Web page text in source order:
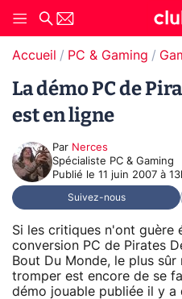
Accueil PC & Gaming
La démo PC de
est en ligne
Par Nerces
Spécialiste PC & Gaming
Publié le 11 juin 2007 à
Suivez-nous
Si les critiques n'ont guère
conversion PC de Pirates
Bout Du Monde, le plus sûr
tromper est encore de se
démo jouable publiée il y a